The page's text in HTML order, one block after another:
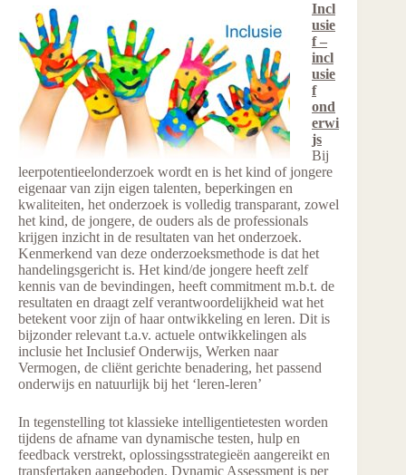
Incl
usie
f –
incl
usie
f
ond
erwi
js
Bij
leerpotentieelonderzoek wordt en is het kind of jongere
eigenaar van zijn eigen talenten, beperkingen en
kwaliteiten, het onderzoek is volledig transparant, zowel
het kind, de jongere, de ouders als de professionals
krijgen inzicht in de resultaten van het onderzoek.
Kenmerkend van deze onderzoeksmethode is dat het
handelingsgericht is. Het kind/de jongere heeft zelf
kennis van de bevindingen, heeft commitment m.b.t. de
resultaten en draagt zelf verantwoordelijkheid wat het
betekent voor zijn of haar ontwikkeling en leren. Dit is
bijzonder relevant t.a.v. actuele ontwikkelingen als
inclusie het Inclusief Onderwijs, Werken naar
Vermogen, de cliënt gerichte benadering, het passend
onderwijs en natuurlijk bij het ‘leren-leren’
In tegenstelling tot klassieke intelligentietesten worden
tijdens de afname van dynamische testen, hulp en
feedback verstrekt, oplossingsstrategieën aangereikt en
transfertaken aangeboden. Dynamic Assessment is per